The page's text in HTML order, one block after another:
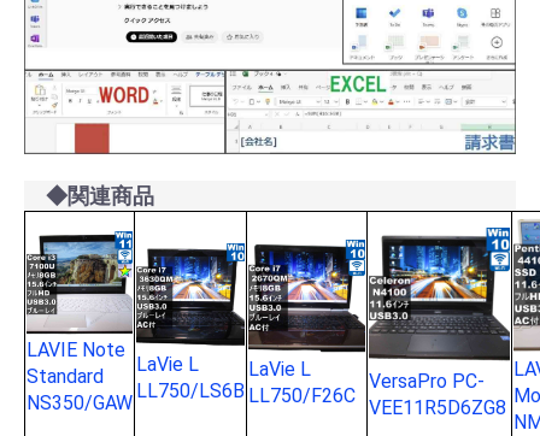
◆関連商品
LAVIE Note
Standard
NS350/GAW
LaVie L
LL750/LS6B
LaVie L
LL750/F26C
VersaPro PC-
VEE11R5D6ZG8